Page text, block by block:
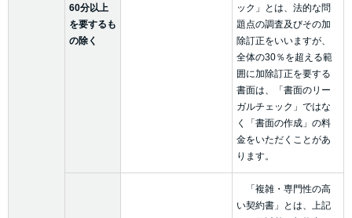
60分以上
を要するも
の除く
ック」とは、法的な問
題点の調査及びその加
除訂正をいいますが、
全体の30％を超える範
囲に加除訂正を要する
書面は、「書面のリー
ガルチェック」ではな
く「書面の作成」の料
金をいただくことがあ
ります。
「複雑・専門性の高
い契約書」とは、上記